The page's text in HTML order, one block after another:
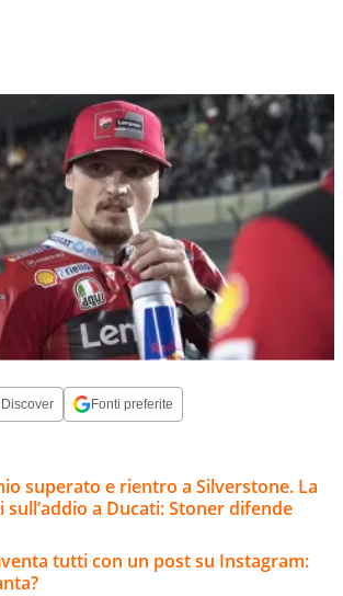
Fonti preferite
superato e rientro a Silverstone. La
a Ducati: Stoner difende
tutti con un post su Instagram: